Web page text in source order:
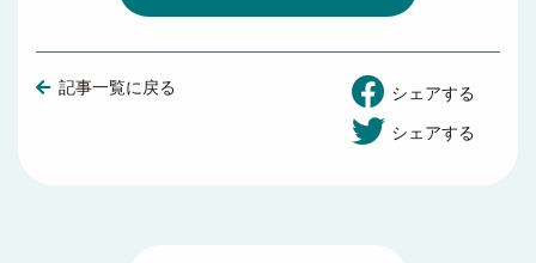
記事一覧に戻る シェアする
シェアする